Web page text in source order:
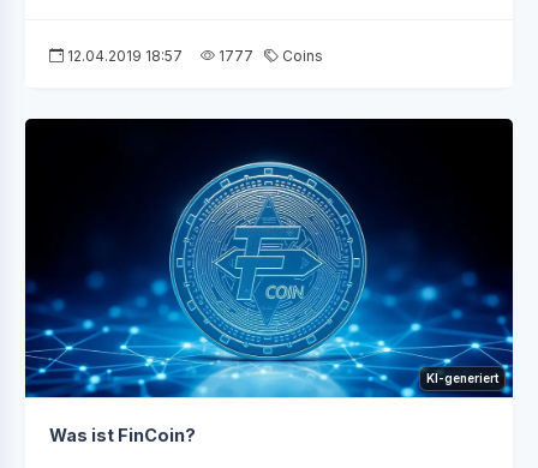
12.04.2019 18:57 1777 Coins
KI-generiert
Was ist FinCoin?